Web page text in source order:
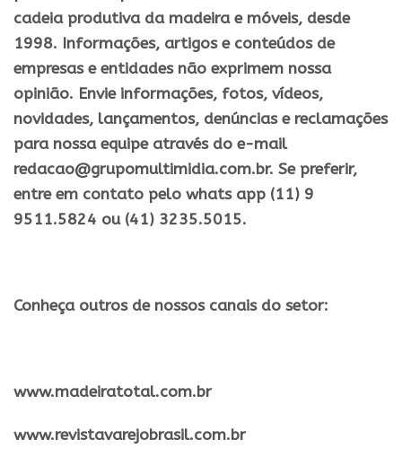
cadeia produtiva da madeira e móveis, desde
1998. Informações, artigos e conteúdos de
empresas e entidades não exprimem nossa
opinião. Envie informações, fotos, vídeos,
novidades, lançamentos, denúncias e reclamações
para nossa equipe através do e-mail
redacao@grupomultimidia.com.br. Se preferir,
entre em contato pelo whats app (11) 9
9511.5824 ou (41) 3235.5015.
Conheça outros de nossos canais do setor:
​www.madeiratotal.com.br
www.revistavarejobrasil.com.br